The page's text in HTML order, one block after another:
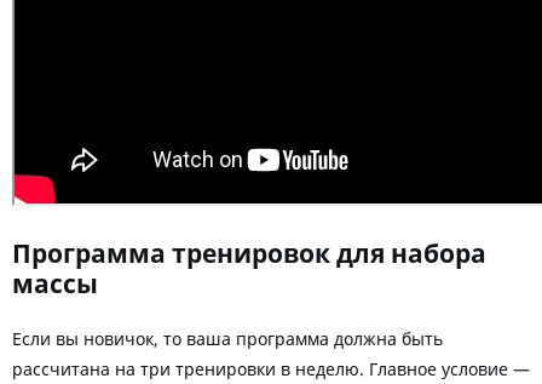
Программа тренировок для набора
массы
Если вы новичок, то ваша программа должна быть
рассчитана на три тренировки в неделю. Главное условие —